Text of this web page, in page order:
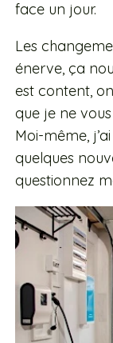
face un jour.
Les
énerve, ça
est content,
que je ne
Moi-même,
quelques
questionnez